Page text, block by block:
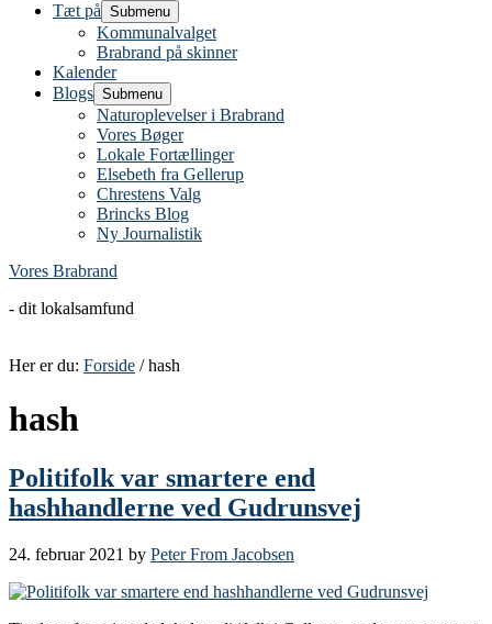
Tæt på Submenu
Kommunalvalget
Brabrand på skinner
Kalender
Blogs Submenu
Naturoplevelser i Brabrand
Vores Bøger
Lokale Fortællinger
Elsebeth fra Gellerup
Chrestens Valg
Brincks Blog
Ny Journalistik
Vores Brabrand
- dit lokalsamfund
Her er du: Forside / hash
hash
Politifolk var smartere end
hashhandlerne ved Gudrunsvej
24. februar 2021 by Peter From Jacobsen